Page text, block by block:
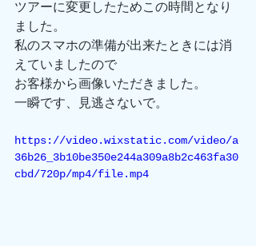
ツアーに変更したためこの時間となり
ました。
私のスマホの準備が出来たときには消
えていましたので
お客様から画像いただきました。
一瞬です、見逃さないで。
https://video.wixstatic.com/video/a
36b26_3b10be350e244a309a8b2c463fa30
cbd/720p/mp4/file.mp4